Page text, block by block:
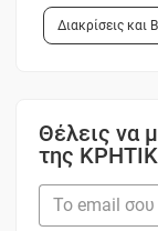
Διακρίσεις και
Θέλεις να
της